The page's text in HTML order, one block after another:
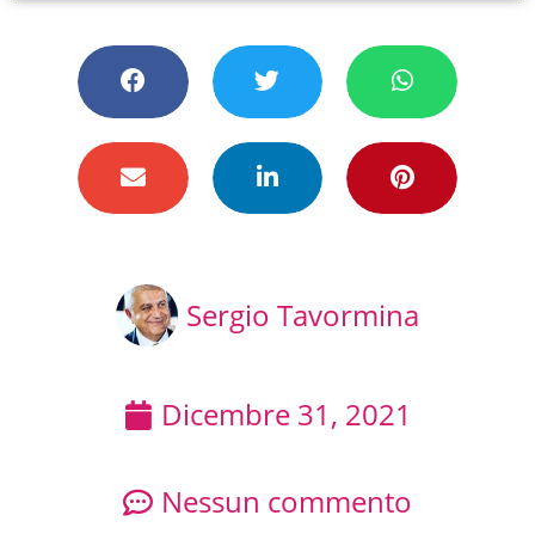
Sergio Tavormina
Dicembre 31, 2021
Nessun commento